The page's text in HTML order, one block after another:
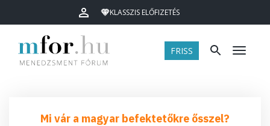
KLASSZIS ELŐFIZETÉS
FRISS Menü
Mi vár a magyar befektetőkre ősszel?